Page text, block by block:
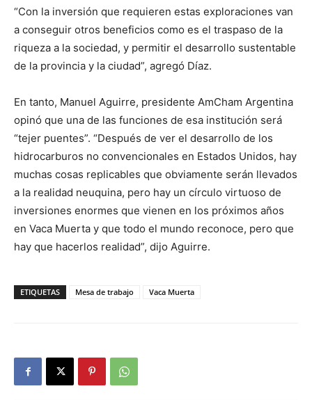
“Con la inversión que requieren estas exploraciones van
a conseguir otros beneficios como es el traspaso de la
riqueza a la sociedad, y permitir el desarrollo sustentable
de la provincia y la ciudad”, agregó Díaz.
En tanto, Manuel Aguirre, presidente AmCham Argentina
opinó que una de las funciones de esa institución será
“tejer puentes”. “Después de ver el desarrollo de los
hidrocarburos no convencionales en Estados Unidos, hay
muchas cosas replicables que obviamente serán llevados
a la realidad neuquina, pero hay un círculo virtuoso de
inversiones enormes que vienen en los próximos años
en Vaca Muerta y que todo el mundo reconoce, pero que
hay que hacerlos realidad”, dijo Aguirre.
ETIQUETAS Mesa de trabajo Vaca Muerta